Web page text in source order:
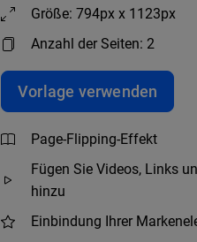
Größe: 794px x 1123px
Anzahl der Seiten: 2
Vorlage verwenden
Page-Flipping-Effekt
Fügen Sie Videos, Links
hinzu
Einbindung Ihrer